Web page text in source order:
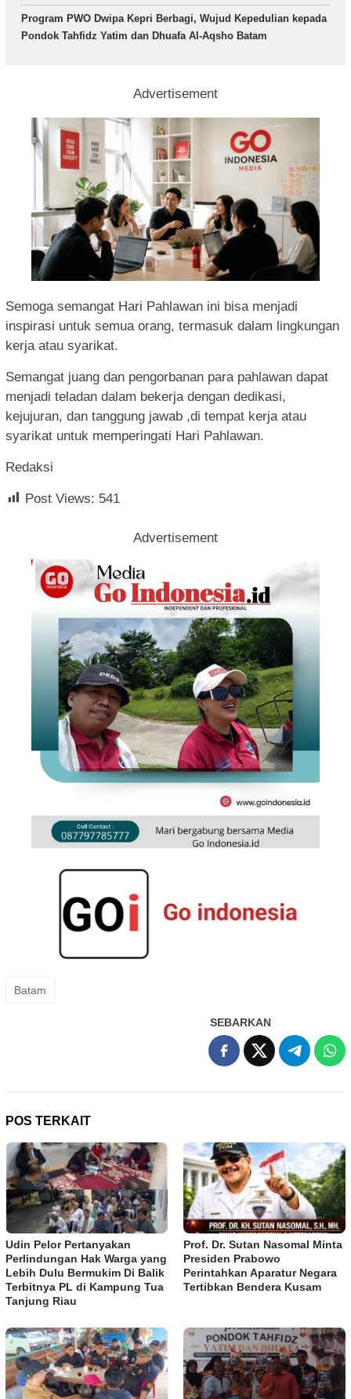
Program PWO Dwipa Kepri Berbagi, Wujud Kepedulian kepada
Pondok Tahfidz Yatim dan Dhuafa Al-Aqsho Batam
Advertisement
Semoga semangat Hari Pahlawan ini bisa menjadi
inspirasi untuk semua orang, termasuk dalam lingkungan
kerja atau syarikat.
Semangat juang dan pengorbanan para pahlawan dapat
menjadi teladan dalam bekerja dengan dedikasi,
kejujuran, dan tanggung jawab ,di tempat kerja atau
syarikat untuk memperingati Hari Pahlawan.
Redaksi
Post Views: 541
Advertisement
Batam
SEBARKAN
POS TERKAIT
Udin Pelor Pertanyakan
Perlindungan Hak Warga yang
Lebih Dulu Bermukim Di Balik
Terbitnya PL di Kampung Tua
Tanjung Riau
Prof. Dr. Sutan Nasomal Minta
Presiden Prabowo
Perintahkan Aparatur Negara
Tertibkan Bendera Kusam